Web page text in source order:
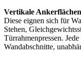
Vertikale
Diese eignen sich für
Stehen,
Türrahmenpressen.
Wandabschnitte,